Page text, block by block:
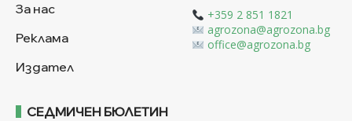
За нас
Реклама
Издател
+359 2 851 1821
agrozona@agrozona.bg
office@agrozona.bg
СЕДМИЧЕН БЮЛЕТИН